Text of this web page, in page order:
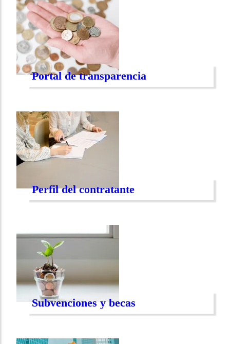
Portal de transparencia
Perfil del contratante
Subvenciones y becas